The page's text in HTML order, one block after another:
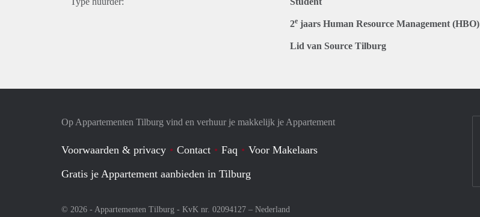
2e jaars Human Resource Management (HBO)
Lid van Source Tilburg
Op Appartementen Tilburg vind en verhuur je makkelijk je Appartement
Voorwaarden & privacy Contact Faq
Voor Makelaars
Gratis je Appartement aanbieden in Tilburg
© 2026 - Appartementen Tilburg - KvK nr. 02094127 – Nederland